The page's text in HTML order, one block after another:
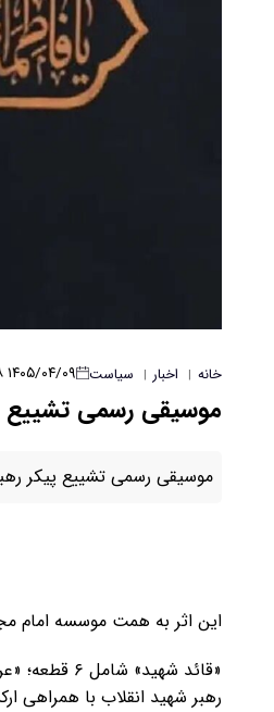
خانه | اخبار | سیاست ۱۴۰۵/۰۴/۰۹ ۱۱:۱۱:۳۸
موسیقی رسمی تشییع
موسیقی رسمی تشییع پیکر
این اثر به همت موسسه امام
«قائد
رهبر شهید انقلاب با همراهی